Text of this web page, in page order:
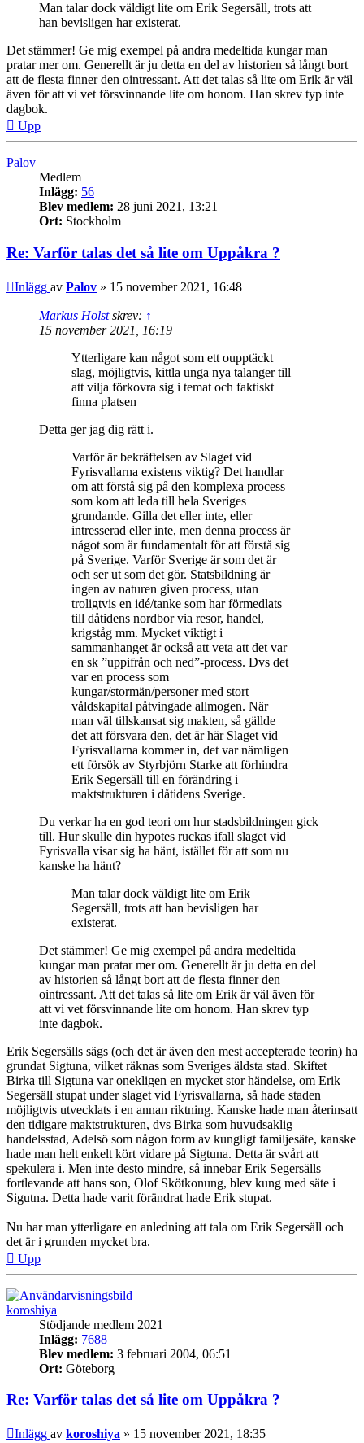
Man talar dock väldigt lite om Erik Segersäll, trots att
han bevisligen har existerat.
Det stämmer! Ge mig exempel på andra medeltida kungar man
pratar mer om. Generellt är ju detta en del av historien så långt bort
att de flesta finner den ointressant. Att det talas så lite om Erik är väl
även för att vi vet försvinnande lite om honom. Han skrev typ inte
dagbok.
Upp
Palov
Medlem
Inlägg: 56
Blev medlem: 28 juni 2021, 13:21
Ort: Stockholm
Re: Varför talas det så lite om Uppåkra ?
Inlägg av Palov » 15 november 2021, 16:48
Markus Holstskrev: ↑
15 november 2021, 16:19
Ytterligare kan något som ett oupptäckt
slag, möjligtvis, kittla unga nya talanger till
att vilja förkovra sig i temat och faktiskt
finna platsen
Detta ger jag dig rätt i.
Varför är bekräftelsen av Slaget vid
Fyrisvallarna existens viktig? Det handlar
om att förstå sig på den komplexa process
som kom att leda till hela Sveriges
grundande. Gilla det eller inte, eller
intresserad eller inte, men denna process är
något som är fundamentalt för att förstå sig
på Sverige. Varför Sverige är som det är
och ser ut som det gör. Statsbildning är
ingen av naturen given process, utan
troligtvis en idé/tanke som har förmedlats
till dåtidens nordbor via resor, handel,
krigståg mm. Mycket viktigt i
sammanhanget är också att veta att det var
en sk ”uppifrån och ned”-process. Dvs det
var en process som
kungar/stormän/personer med stort
våldskapital påtvingade allmogen. När
man väl tillskansat sig makten, så gällde
det att försvara den, det är här Slaget vid
Fyrisvallarna kommer in, det var nämligen
ett försök av Styrbjörn Starke att förhindra
Erik Segersäll till en förändring i
maktstrukturen i dåtidens Sverige.
Du verkar ha en god teori om hur stadsbildningen gick
till. Hur skulle din hypotes ruckas ifall slaget vid
Fyrisvalla visar sig ha hänt, istället för att som nu
kanske ha hänt?
Man talar dock väldigt lite om Erik
Segersäll, trots att han bevisligen har
existerat.
Det stämmer! Ge mig exempel på andra medeltida
kungar man pratar mer om. Generellt är ju detta en del
av historien så långt bort att de flesta finner den
ointressant. Att det talas så lite om Erik är väl även för
att vi vet försvinnande lite om honom. Han skrev typ
inte dagbok.
Erik Segersälls sägs (och det är även den mest accepterade teorin) ha
grundat Sigtuna, vilket räknas som Sveriges äldsta stad. Skiftet
Birka till Sigtuna var onekligen en mycket stor händelse, om Erik
Segersäll stupat under slaget vid Fyrisvallarna, så hade staden
möjligtvis utvecklats i en annan riktning. Kanske hade man återinsatt
den tidigare maktstrukturen, dvs Birka som huvudsaklig
handelsstad, Adelsö som någon form av kungligt familjesäte, kanske
hade man helt enkelt kört vidare på Sigtuna. Detta är svårt att
spekulera i. Men inte desto mindre, så innebar Erik Segersälls
fortlevande att hans son, Olof Skötkonung, blev kung med säte i
Sigutna. Detta hade varit förändrat hade Erik stupat.
Nu har man ytterligare en anledning att tala om Erik Segersäll och
det är i grunden mycket bra.
Upp
koroshiya
Stödjande medlem 2021
Inlägg: 7688
Blev medlem: 3 februari 2004, 06:51
Ort: Göteborg
Re: Varför talas det så lite om Uppåkra ?
Inlägg av koroshiya » 15 november 2021, 18:35